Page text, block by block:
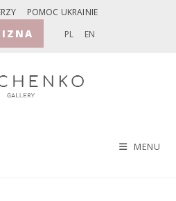
POMOC UKRAINIE
PL EN
MENU